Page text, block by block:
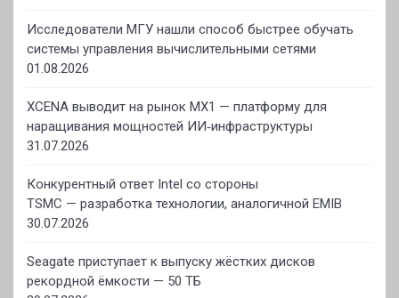
Исследователи МГУ нашли способ быстрее обучать
системы управления вычислительными сетями
01.08.2026
XCENA выводит на рынок MX1 — платформу для
наращивания мощностей ИИ‑инфраструктуры
31.07.2026
Конкурентный ответ Intel со стороны
TSMC — разработка технологии, аналогичной EMIB
30.07.2026
Seagate приступает к выпуску жёстких дисков
рекордной ёмкости — 50 ТБ